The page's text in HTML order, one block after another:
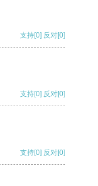
支持[0] 反对[0]
支持[0] 反对[0]
支持[0] 反对[0]